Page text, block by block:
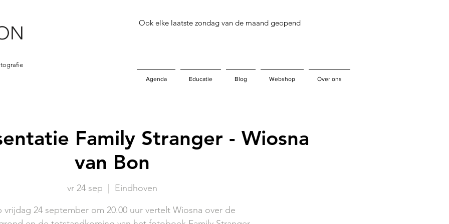
Ook elke laatste zondag van de maand geopend
Agenda Educatie Blog Webshop Over ons
Family Stranger - Wiosna
van Bon
vr 24 sep
Eindhoven
vrijdag 24 september om 20.00 uur vertelt Wiosna over de